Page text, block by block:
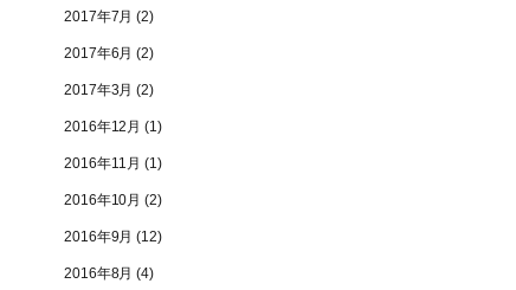
2017年7月 (2)
2017年6月 (2)
2017年3月 (2)
2016年12月 (1)
2016年11月 (1)
2016年10月 (2)
2016年9月 (12)
2016年8月 (4)